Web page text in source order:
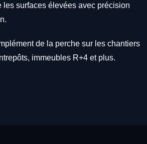
les surfaces élevées avec précision
de la perche sur les chantiers
immeubles R+4 et plus.